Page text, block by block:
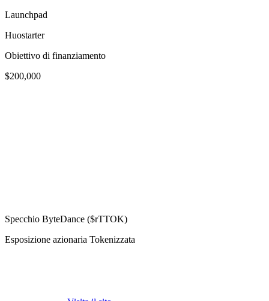
Launchpad
Huostarter
Obiettivo di finanziamento
$200,000
Specchio ByteDance ($rTTOK)
Esposizione azionaria Tokenizzata